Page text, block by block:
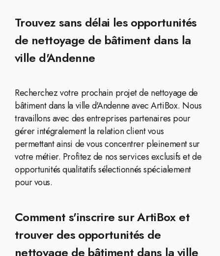
Trouvez sans délai les opportunités
de nettoyage de bâtiment dans la
ville d'Andenne
Recherchez votre prochain projet de nettoyage de
bâtiment dans la ville d'Andenne avec ArtiBox. Nous
travaillons avec des entreprises partenaires pour
gérer intégralement la relation client vous
permettant ainsi de vous concentrer pleinement sur
votre métier. Profitez de nos services exclusifs et de
opportunités qualitatifs sélectionnés spécialement
pour vous.
Comment s'inscrire sur ArtiBox et
trouver des opportunités de
nettoyage de bâtiment dans la ville